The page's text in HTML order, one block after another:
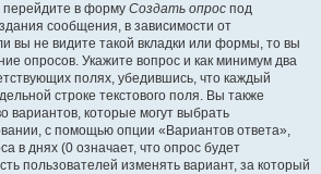
перейдите в форму Создать опрос под
сообщения, в зависимости от
вы не видите такой вкладки или формы, то вы
опросов. Укажите вопрос и как минимум два
полях, убедившись, что каждый
строке текстового поля. Вы также
вариантов, которые могут выбрать
с помощью опции «Вариантов ответа»,
в днях (0 означает, что опрос будет
пользователей изменять вариант, за который